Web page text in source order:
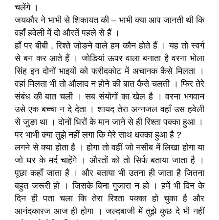
चलेंगे ।
जयकौर ने भाभी से शिकायत की – भाभी क्या आप जानती थी कि
वहाँ हवेली में दो औरतें पहले से हैं ।
हाँ पर बीबी , रिश्ते जोङने वाले हम कौन होते हैं । यह तो स्वर्ग
से बन कर आते हैं । जोङियां ऊपर वाला बनाता है वरना भोला
सिंह इन दोनों भाइयों को फरीदकोट में अचानक कैसे मिलता ।
वहां मिलता भी तो औलाद न होने की बात कैसे चलती । फिर तेरे
संबंध की बात चली । सब संयोगों का खेल है । वरना भगवान
उसे एक बच्चा न दे देता । शायद तेरा अन्नजल वहाँ उस हवेली
से जुङा था । दोनों धिरों के मान जाने से ही रिश्ता पक्का हुआ ।
पर भाभी क्या तुझे नहीं लगा कि मेरे साथ धक्का हुआ है ?
लगने से क्या होता है । होगा तो वहीं जो नसीब में लिखा होगा या
जो घर के मर्द चाहेंगे । औरतों को तो सिर्फ बताया जाता है ।
पूछा कहाँ जाता है । और बताया भी उतना ही जाता है जितना
बहुत जरूरी हो । जिसके बिना गुजारा न हो । हमें भी दिन के
दिन ही पता चला कि तेरा रिश्ता पक्का हो चुका है और
आनंदकारज आज ही होगा । जल्दबाजी में तुझे कुछ दे भी नहीं